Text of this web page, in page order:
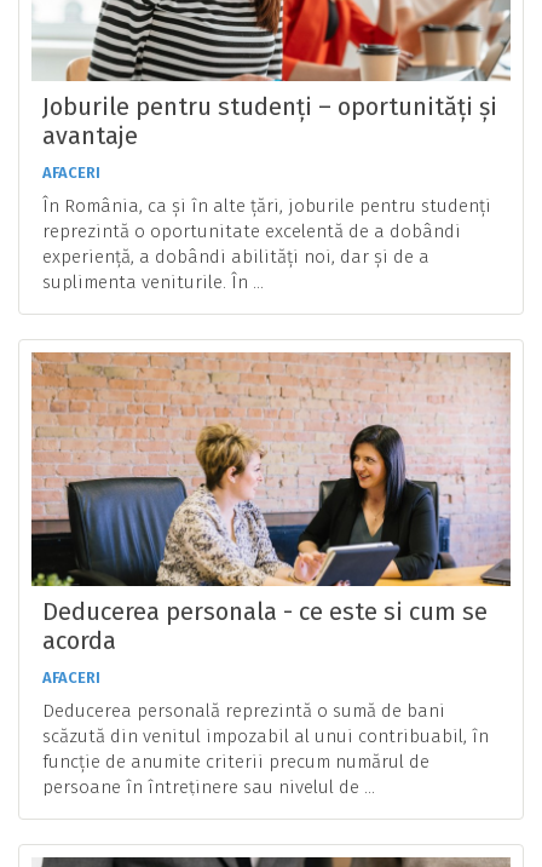
Joburile pentru studenți – oportunități și
avantaje
AFACERI
În România, ca și în alte țări, joburile pentru studenți
reprezintă o oportunitate excelentă de a dobândi
experiență, a dobândi abilități noi, dar și de a
suplimenta veniturile. În ...
Deducerea personala - ce este si cum se
acorda
AFACERI
Deducerea personală reprezintă o sumă de bani
scăzută din venitul impozabil al unui contribuabil, în
funcție de anumite criterii precum numărul de
persoane în întreținere sau nivelul de ...